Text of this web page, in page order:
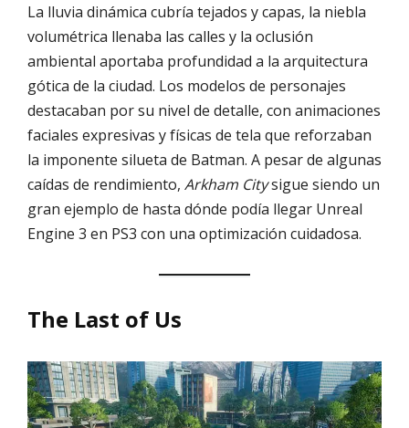
La lluvia dinámica cubría tejados y capas, la niebla
volumétrica llenaba las calles y la oclusión
ambiental aportaba profundidad a la arquitectura
gótica de la ciudad. Los modelos de personajes
destacaban por su nivel de detalle, con animaciones
faciales expresivas y físicas de tela que reforzaban
la imponente silueta de Batman. A pesar de algunas
caídas de rendimiento, Arkham Citysigue siendo un
gran ejemplo de hasta dónde podía llegar Unreal
Engine 3 en PS3 con una optimización cuidadosa.
The Last of Us